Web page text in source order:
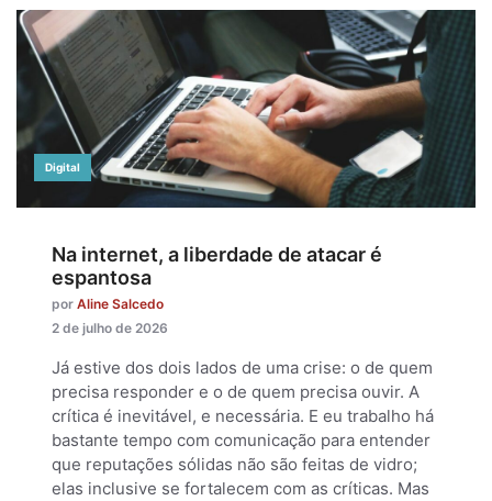
Digital
Na internet, a liberdade de atacar é
espantosa
por Aline Salcedo
2 de julho de 2026
Já estive dos dois lados de uma crise: o de quem
precisa responder e o de quem precisa ouvir. A
crítica é inevitável, e necessária. E eu trabalho há
bastante tempo com comunicação para entender
que reputações sólidas não são feitas de vidro;
elas inclusive se fortalecem com as críticas. Mas